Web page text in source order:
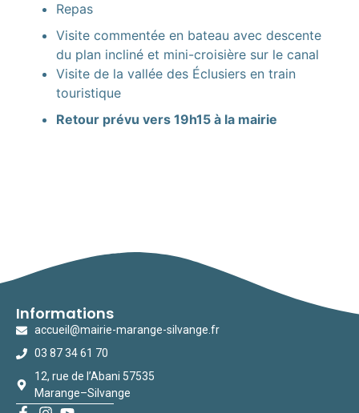
Repas
Visite commentée en bateau avec descente
du plan incliné et mini-croisière sur le canal
Visite de la vallée des Éclusiers en train
touristique
Retour prévu vers 19h15 à la mairie
Informations
accueil@mairie-marange-silvange.fr
03 87 34 61 70
12, rue de l’Abani 57535
Marange–Silvange